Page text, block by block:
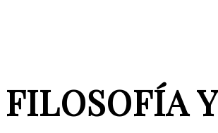
FILOSOFÍA Y